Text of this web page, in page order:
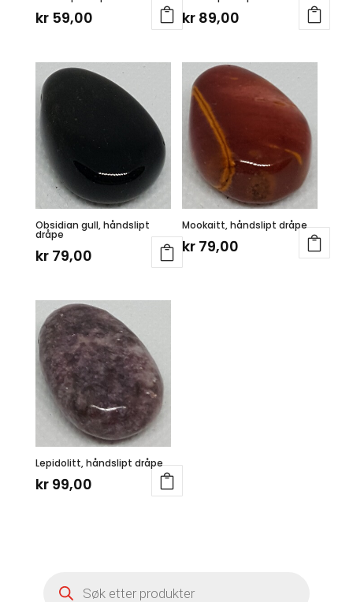
kr59,00 kr 89,00
Obsidian gull, håndslipt
dråpe
kr79,00
Mookaitt, håndslipt dråpe
kr 79,00
Lepidolitt, håndslipt dråpe
kr99,00
search